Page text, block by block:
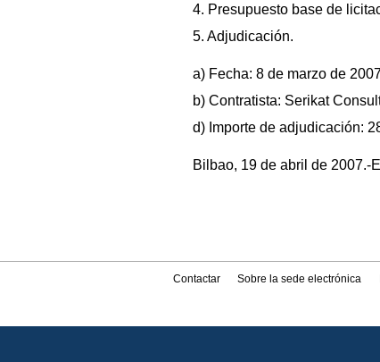
4. Presupuesto base de
5. Adjudicación.
a) Fecha: 8 de marzo de
b) Contratista: Serikat
d) Importe de adjudicación:
Bilbao, 19 de abril de 2007.-
Contactar Sobre la sede electrónica